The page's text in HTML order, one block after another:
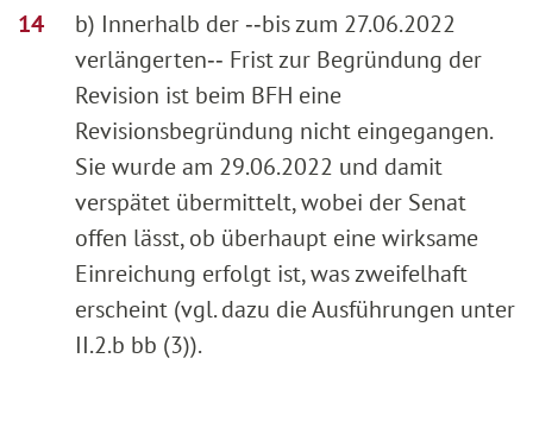
b) Innerhalb der ‑‑bis zum 27.06.2022
verlängerten‑‑ Frist zur Begründung der
Revision ist beim BFH eine
Revisionsbegründung nicht eingegangen.
Sie wurde am 29.06.2022 und damit
verspätet übermittelt, wobei der Senat
offen lässt, ob überhaupt eine wirksame
Einreichung erfolgt ist, was zweifelhaft
erscheint (vgl. dazu die Ausführungen unter
II.2.b bb (3)).